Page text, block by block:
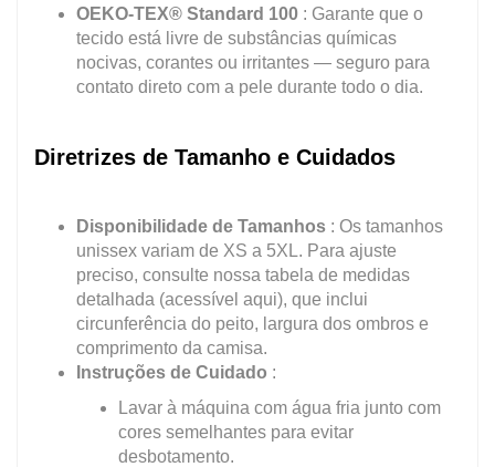
OEKO-TEX® Standard 100 : Garante que o
tecido está livre de substâncias químicas
nocivas, corantes ou irritantes — seguro para
contato direto com a pele durante todo o dia.
Diretrizes de Tamanho e Cuidados
Disponibilidade de Tamanhos : Os tamanhos
unissex variam de XS a 5XL. Para ajuste
preciso, consulte nossa tabela de medidas
detalhada (acessível aqui), que inclui
circunferência do peito, largura dos ombros e
comprimento da camisa.
Instruções de Cuidado :
Lavar à máquina com água fria junto com
cores semelhantes para evitar
desbotamento.